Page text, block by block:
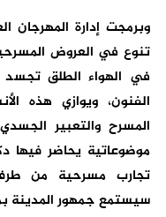
وبرمجت إدارة المهرجان
تنوع في العروض
في الهواء الطلق تجسد
الفنون، ويوازي هذه
المسرح والتعبير
موضوعاتية يحاضر فيها
تجارب مسرحية من
سيستمع جمهور المدينة